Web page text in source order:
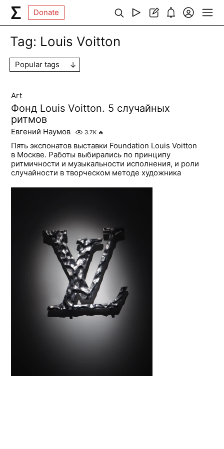
Donate
Tag: Louis Voitton
Popular tags
Art
Фонд Louis Voitton. 5 случайных
ритмов
Евгений Наумов 3.7K 🔥
Пять экспонатов выставки Foundation Louis Voitton
в Москве. Работы выбирались по принципу
ритмичности и музыкальности исполнения, и роли
случайности в творческом методе художника